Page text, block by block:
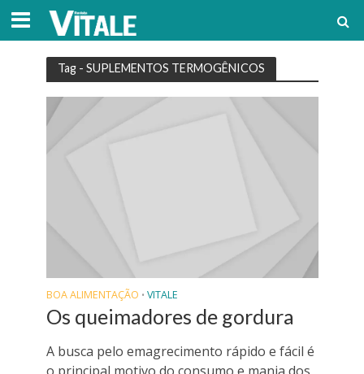
Tag - SUPLEMENTOS TERMOGÊNICOS
BOA ALIMENTAÇÃO • VITALE
Os queimadores de gordura
A busca pelo emagrecimento rápido e fácil é